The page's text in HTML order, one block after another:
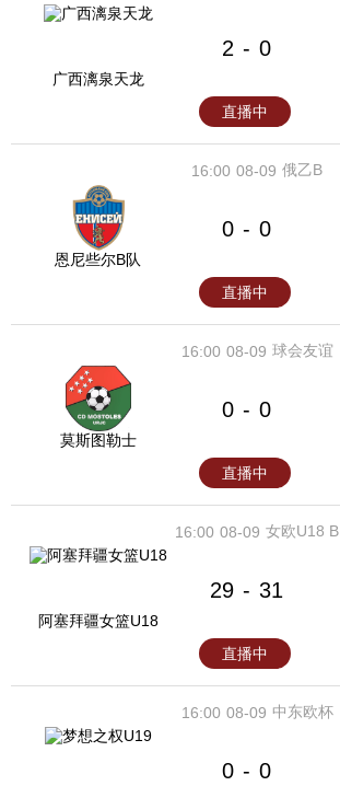
广西漓泉天龙
2 - 0
直播中
08-09
16:00 俄乙B
恩尼些尔B队
0 - 0
直播中
08-09
16:00 球会友谊
莫斯图勒士
0 - 0
直播中
08-09
16:00 女欧U18 B
阿塞拜疆女篮U18
29 - 31
直播中
08-09
16:00 中东欧杯
0 - 0